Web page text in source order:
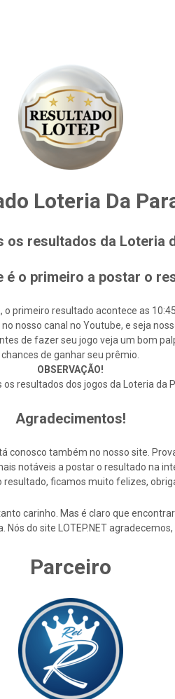
Loteria Da
os resultados da Loteria
é o primeiro a postar o
primeiro resultado acontece as
nosso canal no Youtube, e seja
de fazer seu jogo veja um bom
chances de ganhar seu prêmio.
OBSERVAÇÃO!
resultados dos jogos da Loteria
Agradecimentos!
também no nosso site.
notáveis a postar o resultado na
ficamos muito felizes,
carinho. Mas é claro que
do site LOTEP.NET
Parceiro